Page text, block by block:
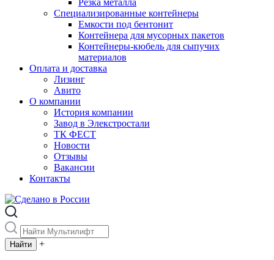
Резка металла
Специализированные контейнеры
Емкости под бентонит
Контейнера для мусорных пакетов
Контейнеры-кюбель для сыпучих
материалов
Оплата и доставка
Лизинг
Авито
О компании
История компании
Завод в Элекстростали
ТК ФЕСТ
Новости
Отзывы
Вакансии
Контакты
+